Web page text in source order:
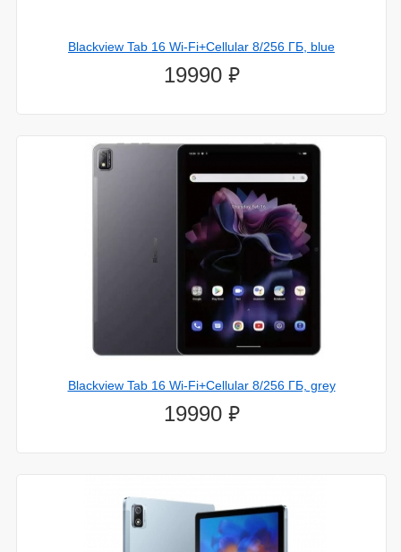
Blackview Tab 16 Wi-Fi+Cellular 8/256 ГБ, blue
19990 ⃏
Blackview Tab 16 Wi-Fi+Cellular 8/256 ГБ, grey
19990 ⃏